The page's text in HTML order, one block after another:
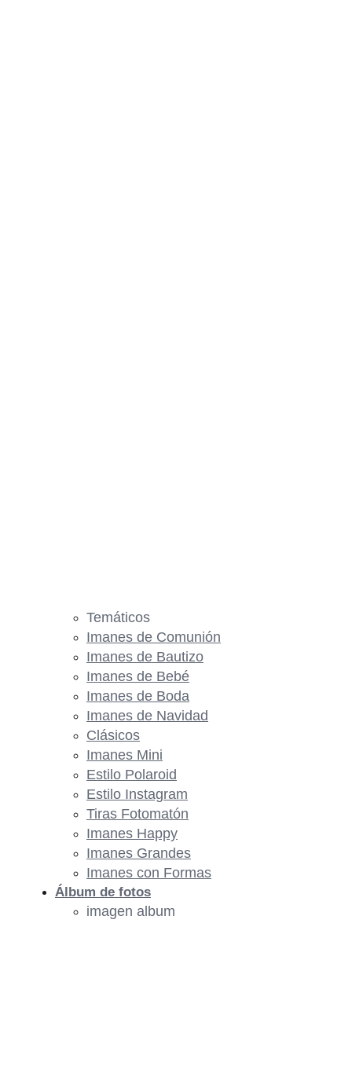
Temáticos
Imanes de Comunión
Imanes de Bautizo
Imanes de Bebé
Imanes de Boda
Imanes de Navidad
Clásicos
Imanes Mini
Estilo Polaroid
Estilo Instagram
Tiras Fotomatón
Imanes Happy
Imanes Grandes
Imanes con Formas
Álbum de fotos
imagen album